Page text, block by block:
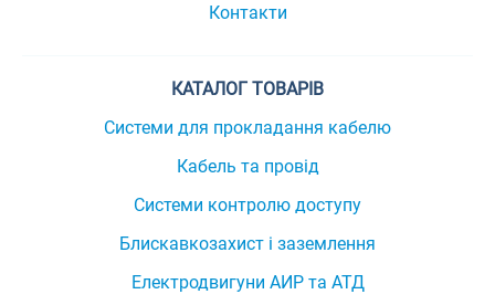
Контакти
КАТАЛОГ ТОВАРІВ
Системи для прокладання кабелю
Кабель та провід
Системи контролю доступу
Блискавкозахист і заземлення
Електродвигуни АИР та АТД